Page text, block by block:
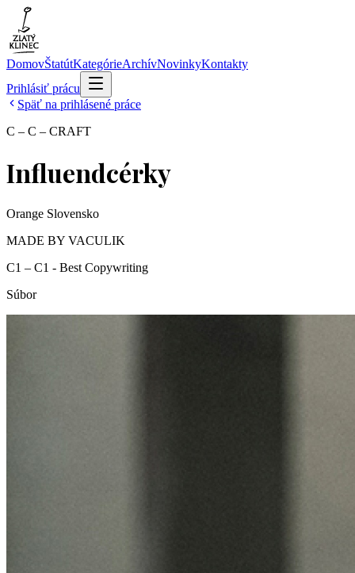
DomovŠtatútKategórieArchívNovinkyKontakty
Prihlásiť prácu
Späť na prihlásené práce
C – C – CRAFT
Influendcérky
Orange Slovensko
MADE BY VACULIK
C1 – C1 - Best Copywriting
Súbor